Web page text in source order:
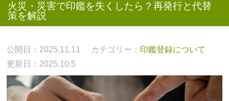
火災・災害で印鑑を失くしたら？再発行と代替
策を解説
公開日：2025.11.11 カテゴリー： 印鑑登録について
更新日：2025.10.5